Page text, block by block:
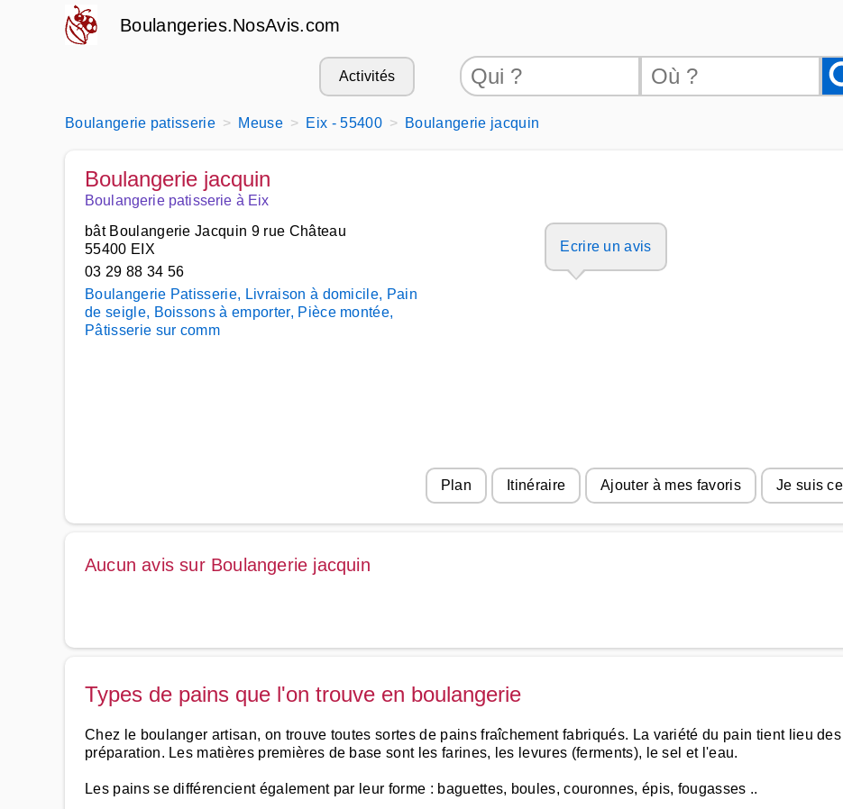
Boulangeries.NosAvis.com
Activités
Boulangerie patisserie Meuse Eix - 55400 Boulangerie jacquin
Boulangerie jacquin
Boulangerie patisserie à Eix
bât Boulangerie Jacquin 9 rue Château
55400 EIX
03 29 88 34 56
Boulangerie Patisserie, Livraison à domicile, Pain
de seigle, Boissons à emporter, Pièce montée,
Pâtisserie sur comm
Ecrire un avis
Plan Itinéraire Ajouter à mes favoris Je suis
Aucun avis sur Boulangerie jacquin
Types de pains que l'on trouve en boulangerie
Chez le boulanger artisan, on trouve toutes sortes de pains fraîchement fabriqués. La variété du pain tient lieu
préparation. Les matières premières de base sont les farines, les levures (ferments), le sel et l'eau.
Les pains se différencient également par leur forme : baguettes, boules, couronnes, épis, fougasses ..